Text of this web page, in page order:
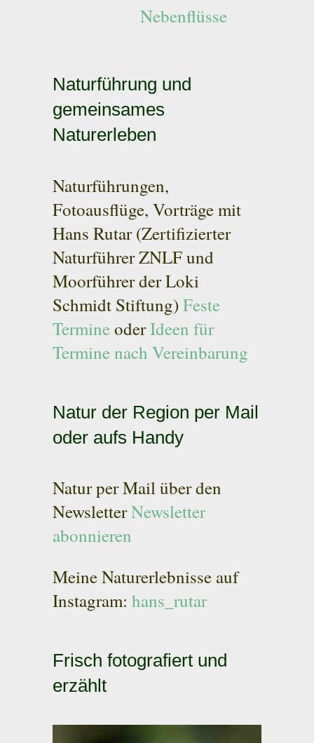
Nebenflüsse
Naturführung und
gemeinsames
Naturerleben
Naturführungen,
Fotoausflüge, Vorträge mit
Hans Rutar (Zertifizierter
Naturführer ZNLF und
Moorführer der Loki
Schmidt Stiftung) Feste
TermineoderIdeen für
Termine nach Vereinbarung
Natur der Region per Mail
oder aufs Handy
Natur per Mail über den
NewsletterNewsletter
abonnieren
Meine Naturerlebnisse auf
Instagram: hans_rutar
Frisch fotografiert und
erzählt